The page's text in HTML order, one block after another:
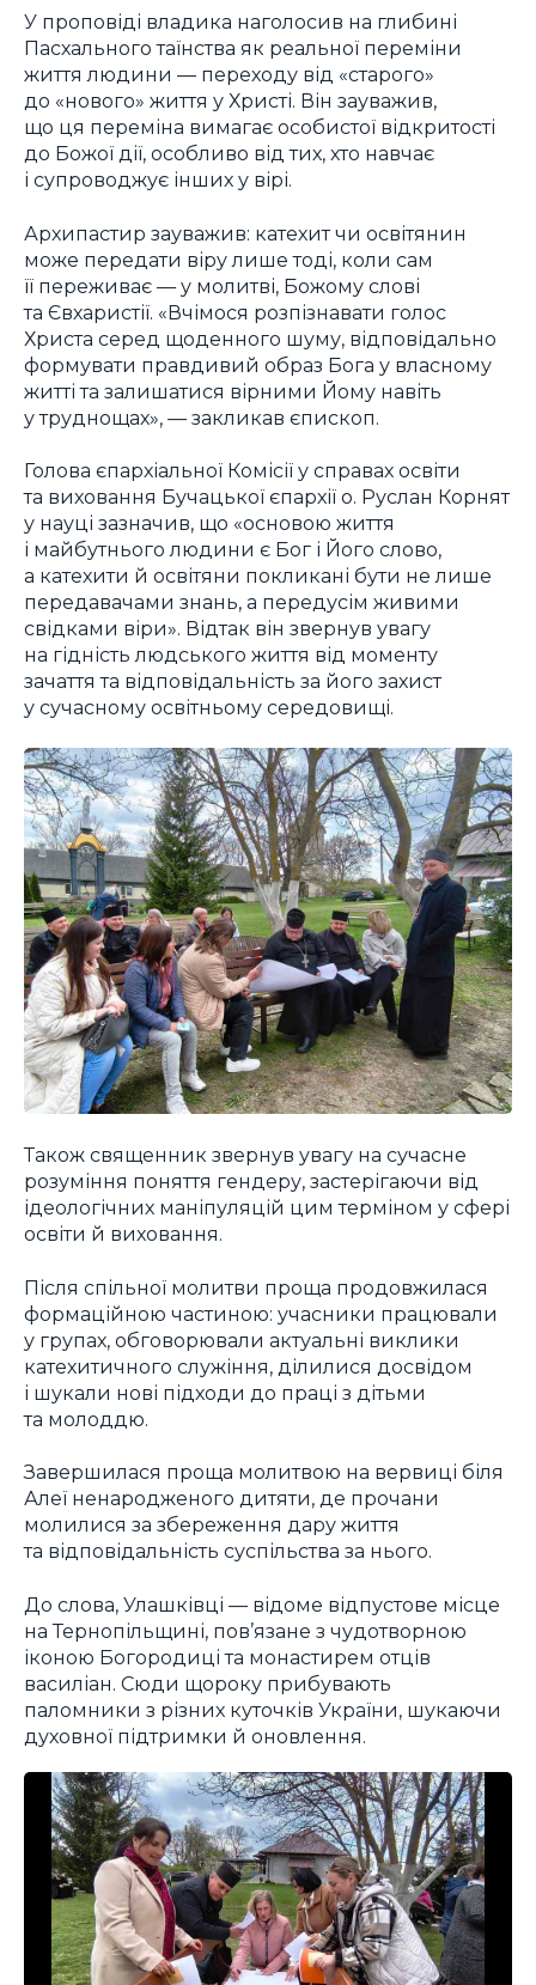
У проповіді владика наголосив на глибині
Пасхального таїнства як реальної переміни
життя людини — переходу від «старого»
до «нового» життя у Христі. Він зауважив,
що ця переміна вимагає особистої відкритості
до Божої дії, особливо від тих, хто навчає
і супроводжує інших у вірі.
Архипастир зауважив: катехит чи освітянин
може передати віру лише тоді, коли сам
її переживає — у молитві, Божому слові
та Євхаристії. «Вчімося розпізнавати голос
Христа серед щоденного шуму, відповідально
формувати правдивий образ Бога у власному
житті та залишатися вірними Йому навіть
у труднощах», — закликав єпископ.
Голова єпархіальної Комісії у справах освіти
та виховання Бучацької єпархії о. Руслан Корнят
у науці зазначив, що «основою життя
і майбутнього людини є Бог і Його слово,
а катехити й освітяни покликані бути не лише
передавачами знань, а передусім живими
свідками віри». Відтак він звернув увагу
на гідність людського життя від моменту
зачаття та відповідальність за його захист
у сучасному освітньому середовищі.
Також священник звернув увагу на сучасне
розуміння поняття гендеру, застерігаючи від
ідеологічних маніпуляцій цим терміном у сфері
освіти й виховання.
Після спільної молитви проща продовжилася
формаційною частиною: учасники працювали
у групах, обговорювали актуальні виклики
катехитичного служіння, ділилися досвідом
і шукали нові підходи до праці з дітьми
та молоддю.
Завершилася проща молитвою на вервиці біля
Алеї ненародженого дитяти, де прочани
молилися за збереження дару життя
та відповідальність суспільства за нього.
До слова, Улашківці — відоме відпустове місце
на Тернопільщині, пов’язане з чудотворною
іконою Богородиці та монастирем отців
василіан. Сюди щороку прибувають
паломники з різних куточків України, шукаючи
духовної підтримки й оновлення.